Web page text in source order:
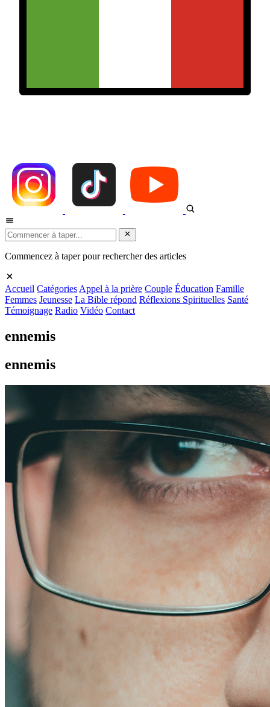
Commencez à taper pour rechercher des articles
Accueil Catégories Appel à la prière Couple Éducation Famille
Femmes Jeunesse La Bible répond Réflexions Spirituelles Santé
Témoignage Radio Vidéo Contact
ennemis
ennemis